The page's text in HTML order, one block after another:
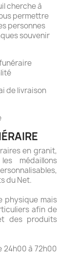
cherche à
permettre
personnes
souvenir
de livraison
en granit,
médaillons
du Net.
physique mais
afin de
des produits
24h00 à 72h00